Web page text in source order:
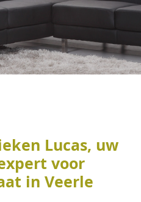
Lucas, uw
voor
in Veerle